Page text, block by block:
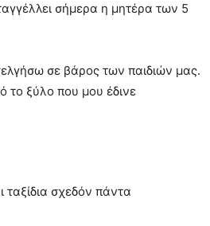
σήμερα η μητέρα των 5
σε βάρος των παιδιών μας.
το ξύλο που μου έδινε
σχεδόν πάντα